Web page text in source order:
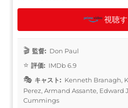
視聴
監督: Don Paul
評価: IMDb 6.9
キャスト: Kenneth Branagh,
Perez, Armand Assante, Edward
Cummings